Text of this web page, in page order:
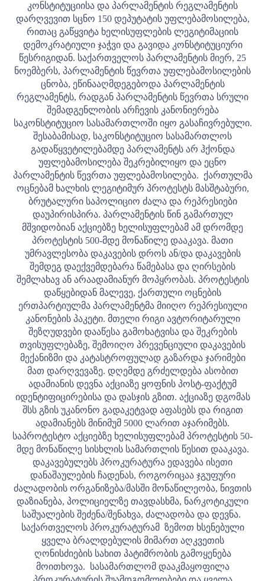
კონსტიტუციისა და პარლამენტის რეგლამენტის
დარღვევით სცნო 150 დეპუტატის უფლებამოსილება,
რითაც გაწყვიტა ხელისუფლების ლეგიტიმაციის
დემოკრატიული ჯაჭვი და გავიდა კონსტიტუციური
წესრიგიდან. საქართველოს პარლამენტის მიერ, 25
ნოემბერს, პარლამენტის წევრთა უფლებამოსილების
ცნობა, ეწინააღმდეგებოდა პარლამენტის
რეგლამენტს, რადგან პარლამენტის წევრთა სრული
შემადგენლობის არჩევის კანონიერება
საკონსტიტუციო სასამართლოში იყო გასაჩივრებული.
შესაბამისად, საკონსტიტუციო სასამართლოს
გადაწყვეტილებამდე პარლამენტს არ ჰქონდა
უფლებამოსილება შეკრებილიყო და ეცნო
პარლამენტის წევრთა უფლებამოსილება. ქართულმა
ოცნებამ ხალხის ლეგიტიმურ პროტესტს მასშტაბური,
ბრუტალური საპოლიციო ძალა და რეპრესიები
დაუპირისპირა. პარლამენტის წინ გამართულ
მშვიდობიან აქციებზე ხელისუფლებამ ამ დრომდე
პროტესტის 500-მდე მონაწილე დააკავა. მათი
უმრავლესობა დაკავების დროს ან/და დაკავების
შემდეგ დაექვემდებარა წამებასა და ღირსების
შემლახავ ან არაადამიანურ მოპყრობას. პროტესტის
დაწყებიდან მალევე, ქართული ოცნების
ერთპარტიულმა პარლამენტმა მიიღო რეპრესიული
კანონების პაკეტი. მთელი რიგი ავტორიტარული
შეზღუდვები დააწესა გამოხატვისა და შეკრების
თვისუფლებაზე, შემოიღო პრევენციული დაკავების
მექანიზმი და კატასტროფულად გაზარდა ჯარიმები
მათ დარღვევაზე. დღემდე გრძელდება ასობით
ადამიანის დევნა აქციაზე ყოფნის პოსტ-ფაქტუმ
იდენტიფიცირებისა და დასჯის გზით. აქციაზე დგომას
შსს გზის უკანონო გადაკეტვად აფასებს და რიგით
ადამიანებს მინიმუმ 5000 ლარით აჯარიმებს.
საპროტესტო აქციებზე ხელისუფლებამ პროტესტის 50-
მდე მონაწილე სისხლის სამართლის წესით დააკავა.
დაკავებულებს პროკურატურა ედავება ისეთი
დანაშაულების ჩადენას, როგორიცაა ჯგუფური
ძალადობის ორგანიზება/მასში მონაწილეობა, ნივთის
დაზიანება, პოლიციელზე თავდასხმა, ნარკოტიკული
საშუალების შეძენა/შენახვა, ძალადობა და დევნა.
საქართველოს პროკურატურამ ზემოთ ხსენებული
ყველა ბრალდებულის მიმართ აღკვეთის
ღონისძიების სახით პატიმრობის გამოყენება
მოითხოვა. სასამართლომ დააკმაყოფილა